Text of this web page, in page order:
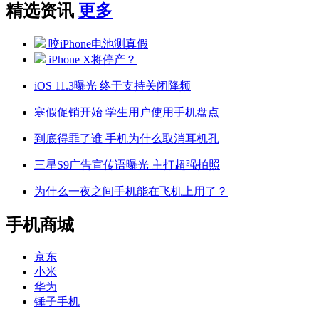
精选资讯 更多
咬iPhone电池测真假
iPhone X将停产？
iOS 11.3曝光 终于支持关闭降频
寒假促销开始 学生用户使用手机盘点
到底得罪了谁 手机为什么取消耳机孔
三星S9广告宣传语曝光 主打超强拍照
为什么一夜之间手机能在飞机上用了？
手机商城
京东
小米
华为
锤子手机